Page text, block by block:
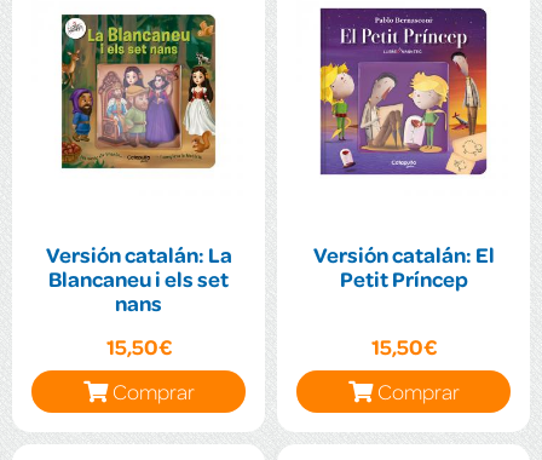
Versión catalán: La
Blancaneu i els set
nans
15,50€
Comprar
Versión catalán: El
Petit Príncep
15,50€
Comprar